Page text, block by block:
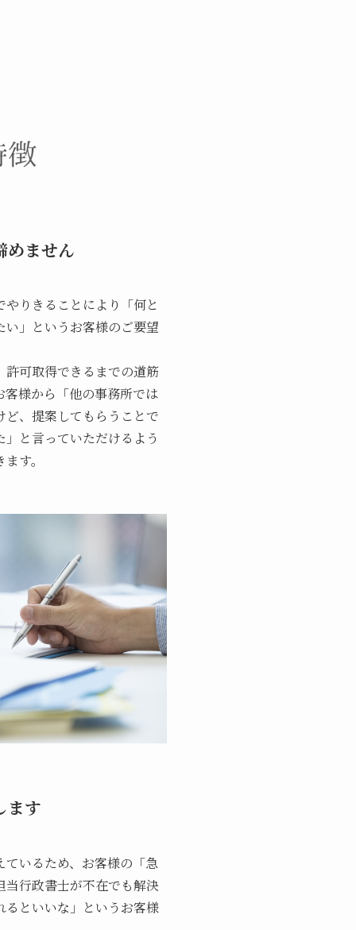
めません
りきることにより「何と
」というお客様のご要望
可取得できるまでの道筋
様から「他の事務所では
、提案してもらうことで
と言っていただけるよう
す。
ます
いるため、お客様の「急
行政書士が不在でも解決
といいな」というお客様